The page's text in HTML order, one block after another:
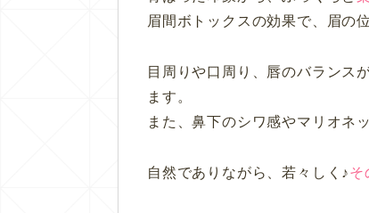
眉間ボトックスの効果で、眉の
目周りや口周り、唇のバランス
ます。
また、鼻下のシワ感やマリオネ
自然でありながら、若々しく♪そ